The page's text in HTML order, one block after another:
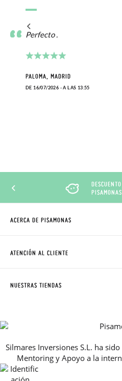
Perfecto .
PALOMA, MADRID
DE 16/07/2026 - A LAS 13:55
PISAMONAS
ACERCA DE PISAMONAS
CÓMO COMPRAR
AVISO LEGAL, PRIVACIDAD Y COOKIES
GUIA DE TALLAS
REBAJAS
ATENCIÓN AL CLIENTE
NUESTRAS TIENDAS
Silmares Inversiones S.L. ha
Mentoring y Apoyo a la